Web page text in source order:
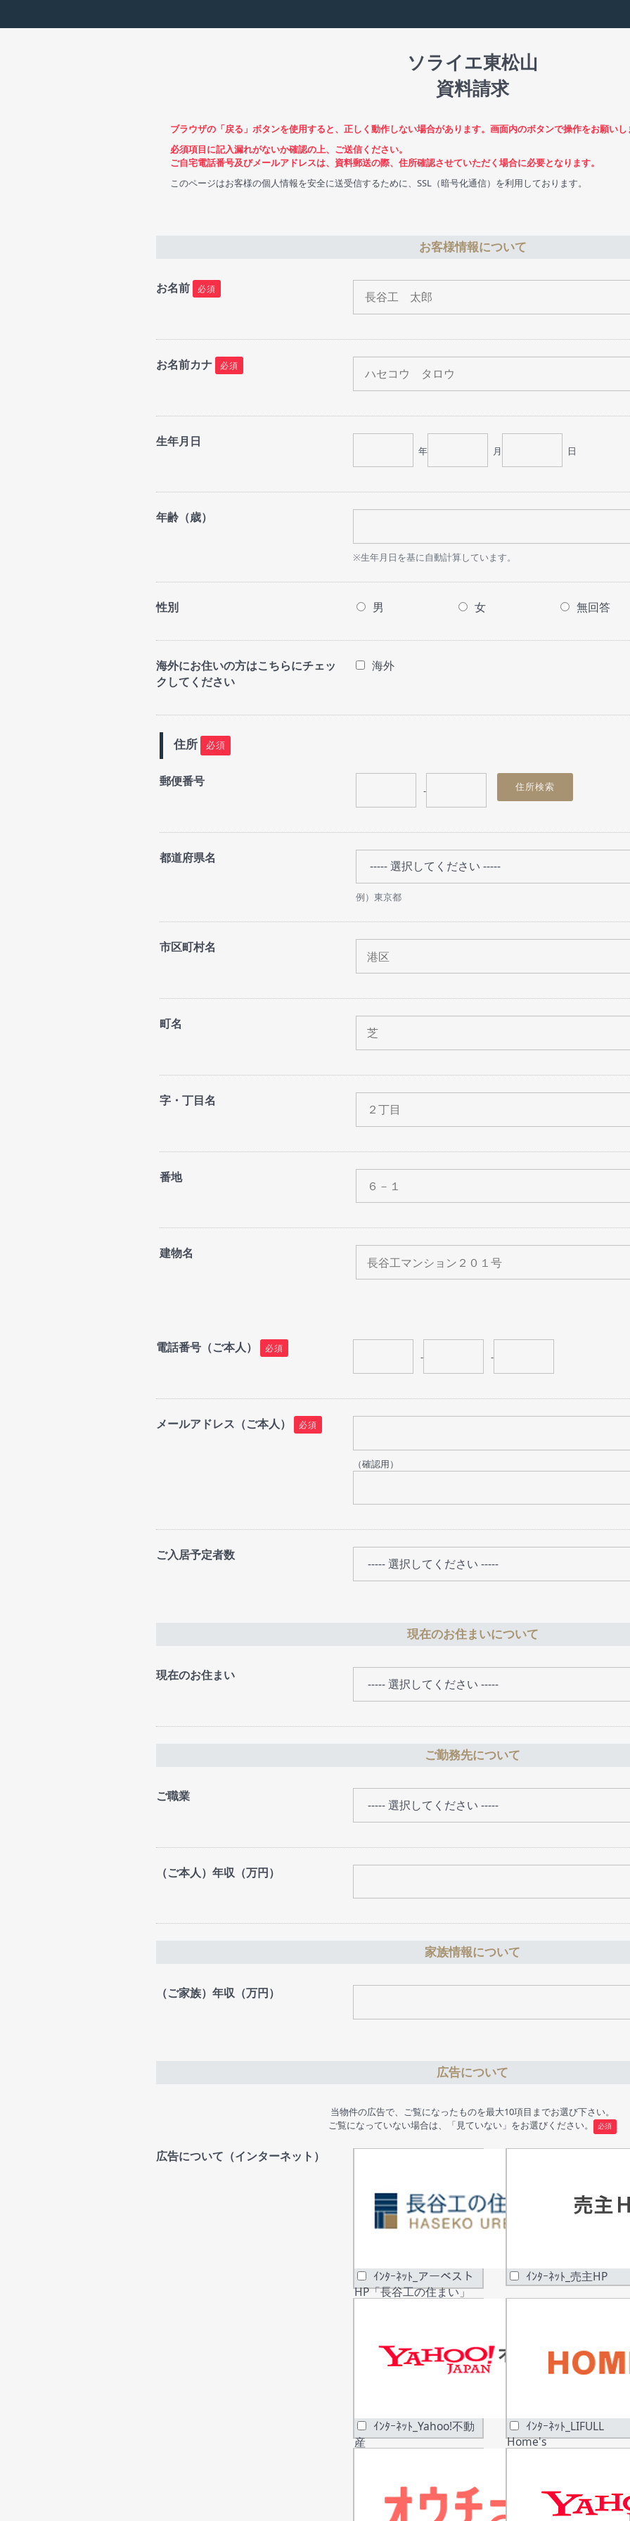
ソライエ東松山
資料請求
ブラウザの「戻る」ボタンを使用すると、正しく動作しない場合があります。画面内のボタンで操作をお願いし
必須項目に記入漏れがないか確認の上、ご送信ください。
ご自宅電話番号及びメールアドレスは、資料郵送の際、住所確認させていただく場合に必要となります。
このページはお客様の個人情報を安全に送受信するために、SSL（暗号化通信）を利用しております。
お客様情報について
お名前 必須
お名前カナ 必須
生年月日
年 月 日
年齢（歳）
※生年月日を基に自動計算しています。
性別 男 女 無回答
海外にお住いの方はこちらにチェッ
クしてください
海外
住所 必須
郵便番号
-
都道府県名
例）東京都
市区町村名
町名
字・丁目名
番地
建物名
電話番号（ご本人） 必須
- -
メールアドレス（ご本人） 必須
（確認用）
ご入居予定者数
現在のお住まいについて
現在のお住まい
ご勤務先について
ご職業
（ご本人）年収（万円）
家族情報について
（ご家族）年収（万円）
広告について
当物件の広告で、ご覧になったものを最大10項目までお選び下さい。
ご覧になっていない場合は、「見ていない」をお選びください。
必須
広告について（インターネット）
ｲﾝﾀｰﾈｯﾄ_アーベスト
HP「長谷工の住まい」
ｲﾝﾀｰﾈｯﾄ_売主HP
ｲﾝﾀｰﾈｯﾄ_Yahoo!不動
産
ｲﾝﾀｰﾈｯﾄ_LIFULL
Home's